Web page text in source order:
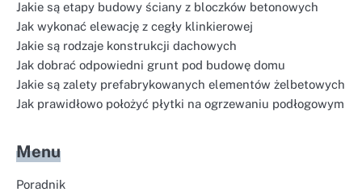
Jakie są etapy budowy ściany z bloczków betonowych
Jak wykonać elewację z cegły klinkierowej
Jakie są rodzaje konstrukcji dachowych
Jak dobrać odpowiedni grunt pod budowę domu
Jakie są zalety prefabrykowanych elementów żelbetowych
Jak prawidłowo położyć płytki na ogrzewaniu podłogowym
Menu
Poradnik